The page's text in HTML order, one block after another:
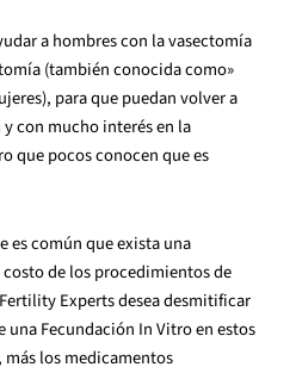
a hombres con la vasectomía
(también conocida como»
para que puedan volver a
con mucho interés en la
que pocos conocen que es
es común que exista una
de los procedimientos de
Experts desea desmitificar
una Fecundación In Vitro en estos
los medicamentos